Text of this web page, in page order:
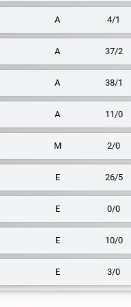
Α 4/1
Α 37/2
Α 38/1
Α 11/0
Μ 2/0
Ε 26/5
Ε 0/0
Ε 10/0
Ε 3/0